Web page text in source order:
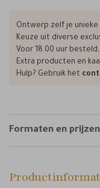
Ontwerp zelf je
Keuze uit diverse
Voor 18.00 uur
Extra producten en
Hulp? Gebruik het
Formaten en prijzen